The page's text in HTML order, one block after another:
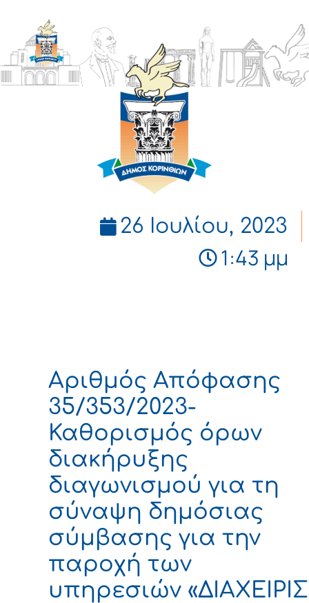
ΔΗΜΟΣ
ΚΟΡΙΝΘΙΩΝ
26 Ιουλίου, 2023
1:43 μμ
Αριθμός Απόφασης
35/353/2023-
Καθορισμός όρων
διακήρυξης
διαγωνισμού για τη
σύναψη δημόσιας
σύμβασης για την
παροχή των
υπηρεσιών